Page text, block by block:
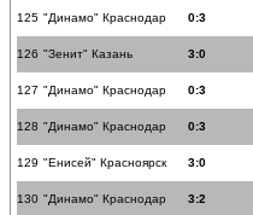
125 "Динамо" Краснодар 0:3
126 "Зенит" Казань 3:0
127 "Динамо" Краснодар 0:3
128 "Динамо" Краснодар 0:3
129 "Енисей" Красноярск 3:0
130 "Динамо" Краснодар 3:2